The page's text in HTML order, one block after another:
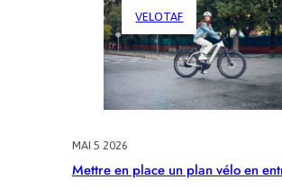
VÉLO
EN
FAMILLE
VELOTAF
MAI 5 2026
Mettre en place un plan vélo en